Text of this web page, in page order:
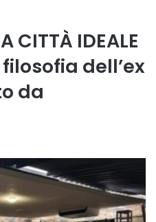
CITTÀ IDEALE
dell’ex
da